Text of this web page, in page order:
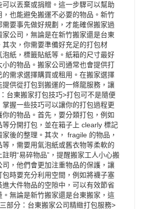
以丟棄或捐贈。這一步驟可以幫助
也能避免搬運不必要的物品。 新竹
要事先做好規劃，才能確保搬家過
公司，無論是在新竹搬家還是台東
次，你需要準備好充足的打包材
紙，標籤貼紙等。紙箱的尺寸最好
的物品。搬家公司通常也會提供打
需求選擇購買或租用。在搬家選擇
提供從打包到搬運的一條龍服務，讓
台東搬家打包技巧>打包可不是隨便
握一些技巧可以讓你的打包過程更
的物品。首先，要分類打包，例如
分開打包，並在箱子上 clearly 標記
後的整理。其次， fragile 的物品，
，需要用氣泡紙或舊衣物等柔軟的
明“易碎物品”，提醒搬家工人小心搬
，他們會更加注重物品的保護，讓
時要充分利用空間，例如將襪子塞
大件物品的空隙中，可以有效節省
無論是新竹搬家還是台東搬家，這
部分：台東搬家公司精緻打包服務>